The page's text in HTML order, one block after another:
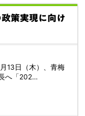
策実現に向け
13日（木）、青梅
へ「202…